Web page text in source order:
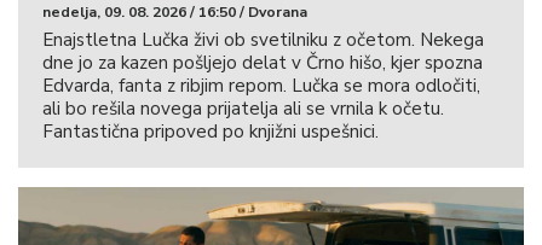
nedelja, 09. 08. 2026 / 16:50 / Dvorana
Enajstletna Lučka živi ob svetilniku z očetom. Nekega
dne jo za kazen pošljejo delat v Črno hišo, kjer spozna
Edvarda, fanta z ribjim repom. Lučka se mora odločiti,
ali bo rešila novega prijatelja ali se vrnila k očetu.
Fantastična pripoved po knjižni uspešnici.